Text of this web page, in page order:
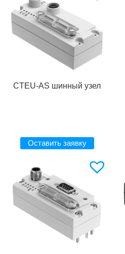
CTEU-AS шинный узел
Оставить заявку